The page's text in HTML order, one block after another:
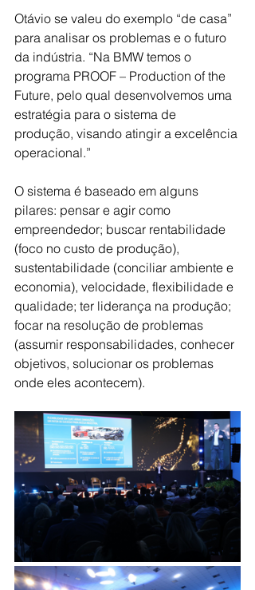
Otávio se valeu do exemplo “de casa”
para analisar os problemas e o futuro
da indústria. “Na BMW temos o
programa PROOF – Production of the
Future, pelo qual desenvolvemos uma
estratégia para o sistema de
produção, visando atingir a excelência
operacional.”
O sistema é baseado em alguns
pilares: pensar e agir como
empreendedor; buscar rentabilidade
(foco no custo de produção),
sustentabilidade (conciliar ambiente e
economia), velocidade, flexibilidade e
qualidade; ter liderança na produção;
focar na resolução de problemas
(assumir responsabilidades, conhecer
objetivos, solucionar os problemas
onde eles acontecem).